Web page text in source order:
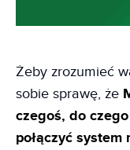
Żeby zrozumieć
sobie sprawę, że
czegoś, do
połączyć